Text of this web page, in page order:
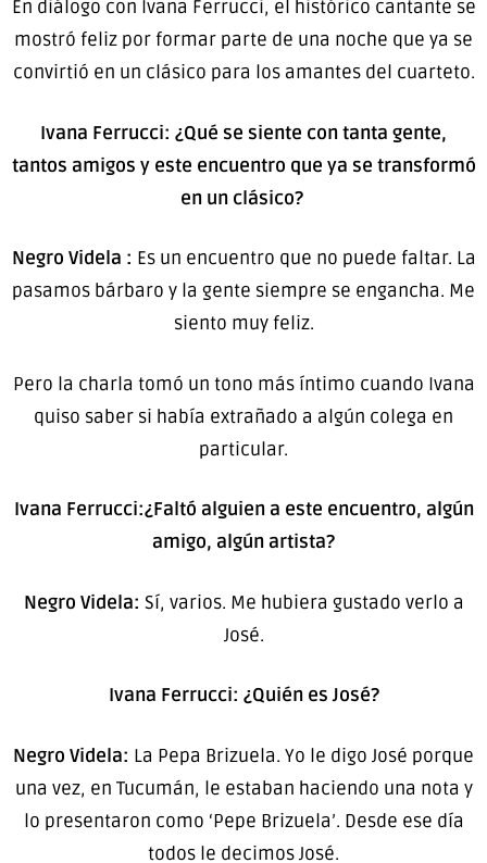
En diálogo con Ivana Ferrucci, el histórico cantante se
mostró feliz por formar parte de una noche que ya se
convirtió en un clásico para los amantes del cuarteto.
Ivana Ferrucci: ¿Qué se siente con tanta gente,
tantos amigos y este encuentro que ya se transformó
en un clásico?
Negro Videla : Es un encuentro que no puede faltar. La
pasamos bárbaro y la gente siempre se engancha. Me
siento muy feliz.
Pero la charla tomó un tono más íntimo cuando Ivana
quiso saber si había extrañado a algún colega en
particular.
Ivana Ferrucci:¿Faltó alguien a este encuentro, algún
amigo, algún artista?
Negro Videla: Sí, varios. Me hubiera gustado verlo a
José.
Ivana Ferrucci: ¿Quién es José?
Negro Videla: La Pepa Brizuela. Yo le digo José porque
una vez, en Tucumán, le estaban haciendo una nota y
lo presentaron como ‘Pepe Brizuela’. Desde ese día
todos le decimos José.